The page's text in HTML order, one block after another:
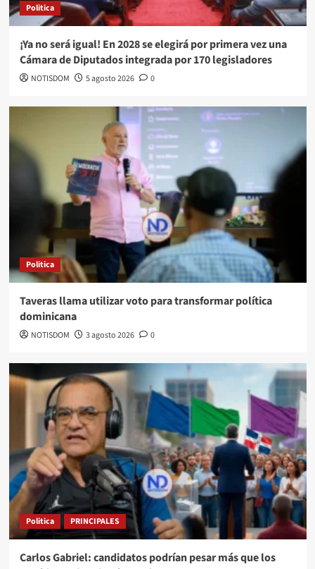
Politica
¡Ya no será igual! En 2028 se elegirá por primera vez una
Cámara de Diputados integrada por 170 legisladores
NOTISDOM 5 agosto 2026 0
Politica
Taveras llama utilizar voto para transformar política
dominicana
NOTISDOM 3 agosto 2026 0
Politica PRINCIPALES
Carlos Gabriel: candidatos podrían pesar más que los